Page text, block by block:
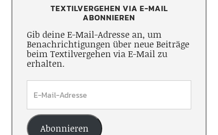
TEXTILVERGEHEN VIA E-MAIL
ABONNIEREN
Gib deine E-Mail-Adresse an, um
Benachrichtigungen über neue Beiträge
beim Textilvergehen via E-Mail zu
erhalten.
Abonnieren